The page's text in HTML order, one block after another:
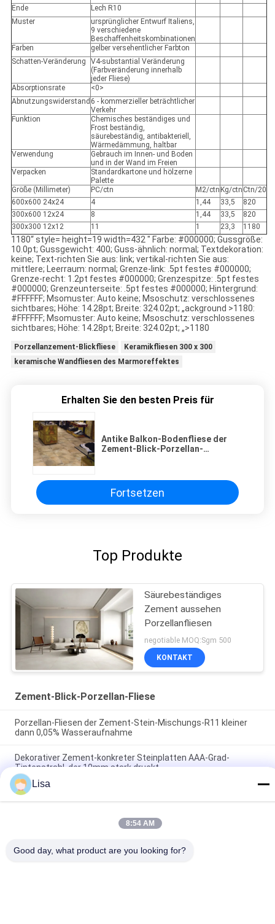
Ende
Lech R10
Muster
ursprünglicher Entwurf Italiens,
9 verschiedene
Beschaffenheitskombinationen
Farben
gelber versehentlicher Farbton
Schatten-Veränderung
V4-substantial Veränderung
(Farbveränderung innerhalb
jeder Fliese)
Absorptionsrate
<0>
Abnutzungswiderstand 6 - kommerzieller beträchtlicher
Verkehr
Funktion
Chemisches beständiges und
Frost beständig,
säurebeständig, antibakteriell,
Wärmedämmung, haltbar
Verwendung
Gebrauch im Innen- und Boden
und in der Wand im Freien
Verpacken
Standardkartone und hölzerne
Palette
Größe (Millimeter)
PC/ctn M2/ctn Kg/ctn Ctn/20
600x600 24x24
4 1,44 33,5
820
300x600 12x24
8 1,44 33,5
820
300x300 12x12
11 1 23,3 1180
1180“ style= height=19 width=432 " Farbe: #000000; Gussgröße:
10.0pt; Gussgewicht: 400; Guss-ähnlich: normal; Textdekoration:
keine; Text-richten Sie aus: link; vertikal-richten Sie aus:
mittlere; Leerraum: normal; Grenze-link: .5pt festes #000000;
Grenze-recht: 1.2pt festes #000000; Grenzespitze: .5pt festes
#000000; Grenzeunterseite: .5pt festes #000000; Hintergrund:
#FFFFFF; Msomuster: Auto keine; Msoschutz: verschlossenes
sichtbares; Höhe: 14.28pt; Breite: 324.02pt; „ackground >1180:
#FFFFFF; Msomuster: Auto keine; Msoschutz: verschlossenes
sichtbares; Höhe: 14.28pt; Breite: 324.02pt; „>1180
Porzellanzement-Blickfliese
Keramikfliesen 300 x 300
keramische Wandfliesen des Marmoreffektes
Erhalten Sie den besten Preis für
Antike Balkon-Bodenfliese der
Zement-Blick-Porzellan-
Fortsetzen
Top Produkte
Säurebeständiges
Zement aussehen
Porzellanfliesen
negotiable MOQ:Sgm 500
KONTAKT
Zement-Blick-Porzellan-Fliese
Porzellan-Fliesen der Zement-Stein-Mischungs-R11 kleiner
dann 0,05% Wasseraufnahme
Dekorativer Zement-konkreter Steinplatten AAA-Grad-
Tintenstrahl, der 10mm stark druckt
Bakterielles Zement-Blick-Porzellan-Fliesen-Antigelb-
versehentlicher Farbton
Lisa
8:54 AM
Good day, what product are you looking for?